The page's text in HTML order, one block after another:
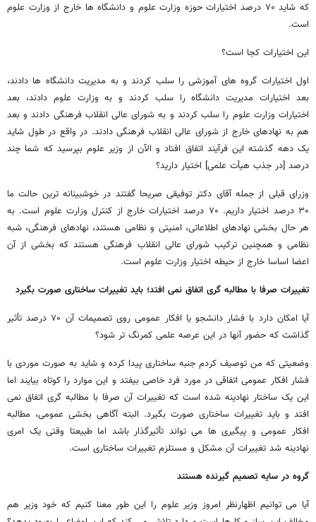
که شاید ۷۰ درصد اختیارات حوزه وزارت علوم و دانشگاه ها خارج از وزارت علوم
است.
این اختیارات کجا است؟
اول اختیارات گروه های آموزشی را سلب کردند و به مدیریت دانشگاه ها دادند،
بعد اختیارات مدیریت دانشگاه را سلب کردند و به وزارت علوم دادند، بعد
اختیارات وزارت علوم را سلب کردند و به شورای عالی انقلاب فرهنگی دادند و بعد
هم به نهادهای خارج از شورای عالی انقلاب فرهنگی دادند. در واقع در طول شاید
یک دهه گذشته این فرآیند اتفاق افتاد و الآن از وزیر علوم بپرسید که شما چند
درصد [در جذب هیأت علمی] اختیار دارید؟
وزرای قبلی از جمله آقای دکتر توفیقی صریحا گفتند در خوشبینانه ترین حالت ما
۳۰ درصد اختیار داریم. ۷۰ درصد اختیارات خارج از کنترل وزارت علوم است. به
هر حال بخشی نهادهای اطلاعاتی، امنیتی و نظامی هستند، نهادهای فرهنگی، شبه
نظامی و همچنین ترکیب شورای عالی انقلاب فرهنگی هستند که بخشی از آن
اعضا اساسا خارج از حیطه اختیار وزارت علوم است.
تغییرات صرفا با مطالبه گری اتفاق نمی افتد؛ باید تغییرات ساختاری صورت بگیرد
آیا امکان دارد با فشار دانشجو یا افکار عمومی روی تصمیمات آن ۷۰ درصد تأثیر
گذاشت که حضور آنها در این عرصه علمی کمرنگ تر شود؟
وضعیتی که من توصیف کردم جنبه ساختاری پیدا کرده و شاید به صورت موردی با
فشار افکار عمومی اتفاقی در مورد فرد خاصی بیفتد و این موارد را کوتاه بیایند اما
این یک ساختار نهادینه شده است که تغییرات آن صرفا با مطالبه گری اتفاق نمی
افتد و باید تغییرات ساختاری صورت بگیرد. البته آگاهی بخشی عمومی، مطالبه
افکار عمومی و پیگیری ها می تواند تأثیرگذار باشد اما طبیعتا وقتی یک امری
نهادینه شد تغییرات آن مشکل و مستلزم تغییرات ساختاری است.
گروه در سایه تصمیم گیرنده هستند
آیا می توانیم اظهارنظر امروز وزیر علوم را این طور معنا کنیم که خود وزیر هم